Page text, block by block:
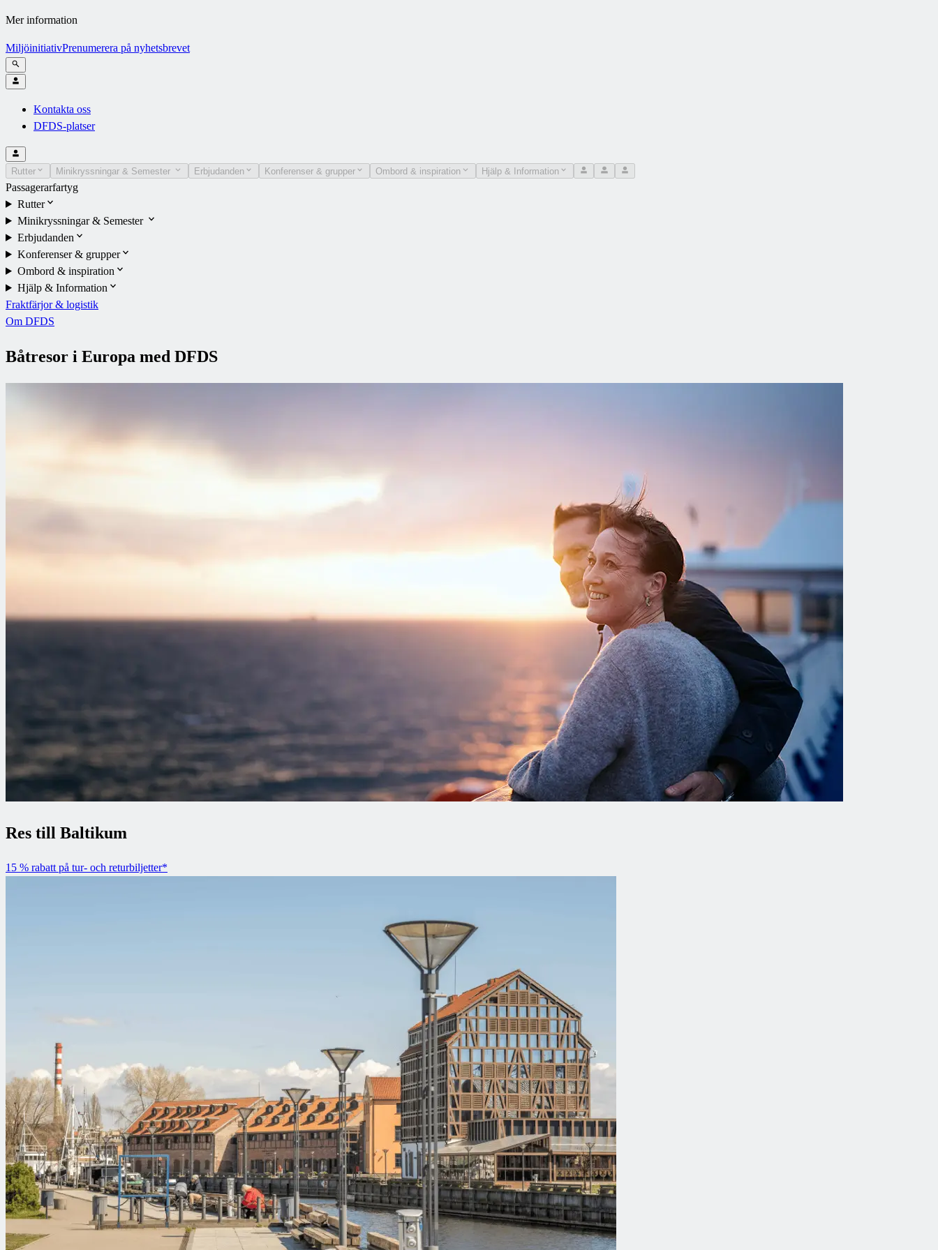
Mer information
MiljöinitiativPrenumerera på nyhetsbrevet
Kontakta oss
DFDS-platser
Rutter Minikryssningar & Semester Erbjudanden Konferenser & grupper Ombord & inspiration Hjälp & Information
Passagerarfartyg
Rutter
Minikryssningar & Semester
Erbjudanden
Konferenser & grupper
Ombord & inspiration
Hjälp & Information
Fraktfärjor & logistik
Om DFDS
Båtresor i Europa med DFDS
Res till Baltikum
15 % rabatt på tur- och returbiljetter*